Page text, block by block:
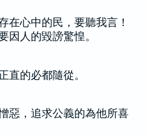
在心中的民，要聽我言！
因人的毀謗驚惶。
直的必都隨從。
惡，追求公義的為他所喜